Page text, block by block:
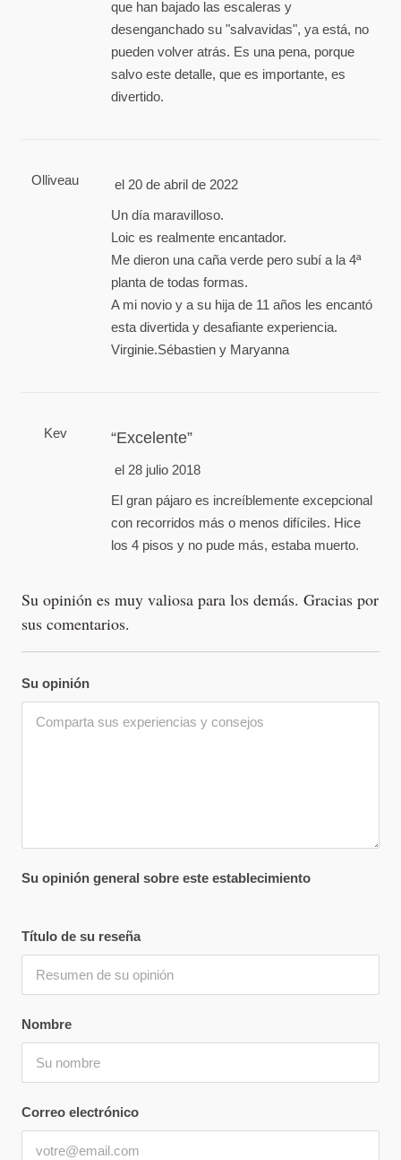
que han bajado las escaleras y
desenganchado su "salvavidas", ya está, no
pueden volver atrás. Es una pena, porque
salvo este detalle, que es importante, es
divertido.
Olliveau
el 20 de abril de 2022
Un día maravilloso.
Loic es realmente encantador.
Me dieron una caña verde pero subí a la 4ª
planta de todas formas.
A mi novio y a su hija de 11 años les encantó
esta divertida y desafiante experiencia.
Virginie.Sébastien y Maryanna
Kev Excelente
el 28 julio 2018
El gran pájaro es increíblemente excepcional
con recorridos más o menos difíciles. Hice
los 4 pisos y no pude más, estaba muerto.
Su opinión es muy valiosa para los demás. Gracias por
sus comentarios.
Su opinión
Nombre
Correo electrónico
Su opinión general sobre este establecimiento
Título de su reseña